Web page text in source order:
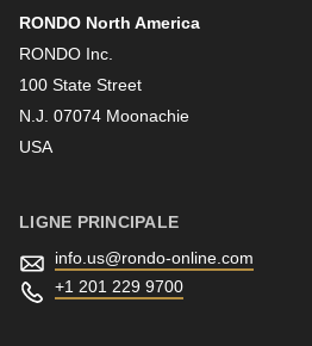
Nom
RONDO North America
RONDO Inc.
100 State Street
N.J. 07074 Moonachie
USA
LIGNE PRINCIPALE
info.us@rondo-online.com
+1 201 229 9700